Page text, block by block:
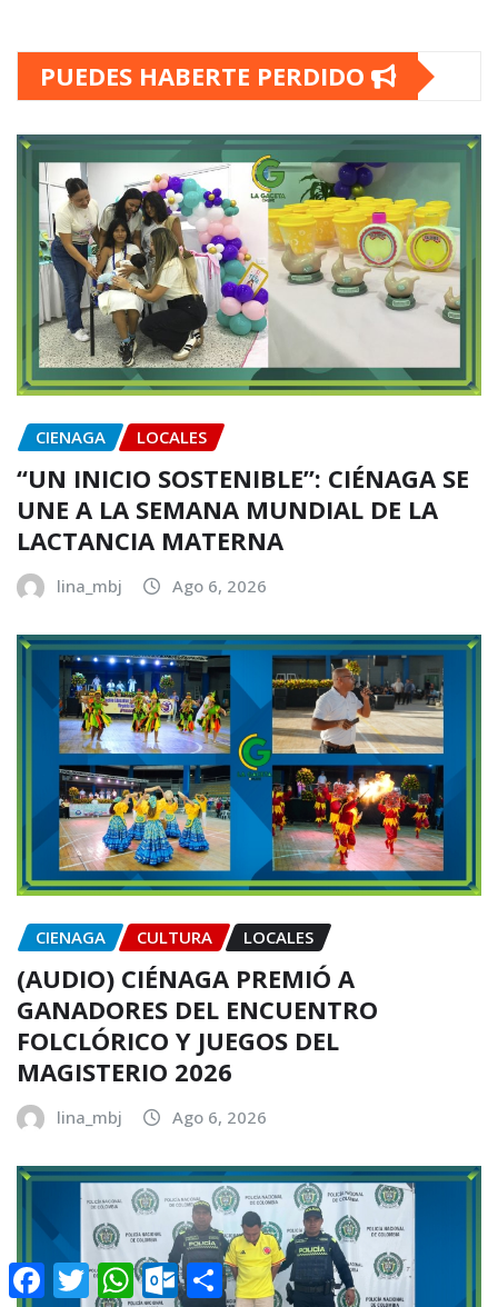
PUEDES HABERTE PERDIDO
CIENAGA LOCALES
“UN INICIO SOSTENIBLE”: CIÉNAGA SE
UNE A LA SEMANA MUNDIAL DE LA
LACTANCIA MATERNA
lina_mbj Ago 6, 2026
CIENAGA CULTURA LOCALES
(AUDIO) CIÉNAGA PREMIÓ A
GANADORES DEL ENCUENTRO
FOLCLÓRICO Y JUEGOS DEL
MAGISTERIO 2026
lina_mbj Ago 6, 2026
Facebook
TwitterWhatsAppOutlook.com
Compartir